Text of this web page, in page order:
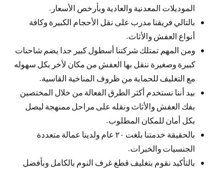
الموديلات المعدنية والعادية وبأرخص الأسعار.
بالتالي فريقنا مدرب على نقل الأحجام الكبيرة وكافة
أنواع العفش والأثاث.
ومن المهم تمتلك شركتنا أسطول كبير جدا يضم شاحنات
كبيرة وصغيرة ننقل بها العفش من مكان لأخر بكل سهوله
مع التغليف للحماية من ظروف المناخية القاسية.
بيد أننا نستخدم أكثر الطرق الفعالة من خلال المختصين
بفك العفش والأثاث ونقله على مراحل ممنهجة ليصل
بكل أمان للمكان المطلوب.
بالحقيقة خدمتنا بلغت ٢٠ عام ولدينا عمالة متعددة
الجنسيات والخبرات.
بالتأكيد نقوم بتغليف قطع غرف النوم بالكامل وبأفضل